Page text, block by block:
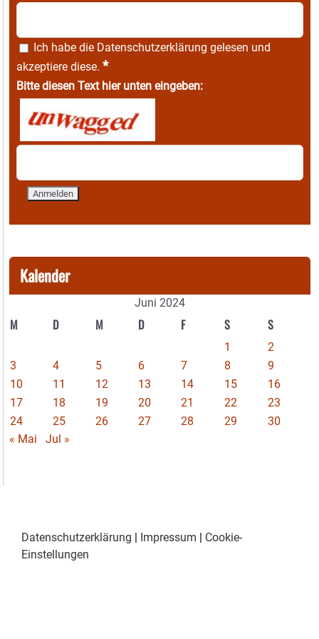
Ich habe die Datenschutzerklärung gelesen und
akzeptiere diese. *
Bitte diesen Text hier unten eingeben:
Kalender
Juni 2024
M D M D F S S
1
2
3
4 5 6 7 8
9
10
11 12 13 14 15
16
17
18 19 20 21 22
23
24
25 26 27 28 29
30
« Mai
Jul »
Datenschutzerklärung | Impressum | Cookie-
Einstellungen